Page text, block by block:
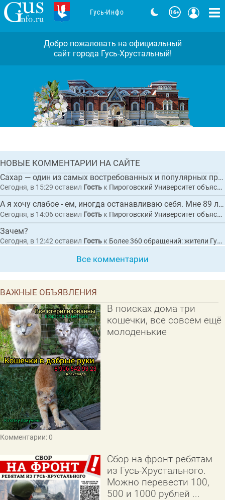
ГЛАВНАЯНОВОСТЬ
Задержан исполнительный директор
коммерческой организации по
обвинению в покушении на
набережной в Гусь-Хрустальном
НОВЫЕ КОММЕНТАРИИ НА САЙТЕ
Сахар — один из самых востребованных и популярных продуктов питания в мире.
Сегодня, в 15:29 оставил Гость к Пироговский Университет объяснил, как сахар влияет на организм и приводит к диабету
А я хочу слабое - ем, иногда останавливаю себя. Мне 89 лет. Не люблю ходить по в...
Сегодня, в 14:06 оставил Гость к Пироговский Университет объяснил, как сахар влияет на организм и приводит к диабету
Зачем?
Сегодня, в 12:42 оставил Гость к Более 360 обращений: жители Гусь-Хрустального пожаловались Президенту на разбитые дороги
Все комментарии
ВАЖНЫЕ ОБЪЯВЛЕНИЯ
В поисках дома три
кошечки, все совсем ещё
молоденькие
Комментарии: 0
Сбор на фронт ребятам
из Гусь-Хрустального.
Можно перевести 100,
500 и 1000 рублей ...
Гусь-Инфо
Добро пожаловать на официальный
сайт города Гусь-Хрустальный!